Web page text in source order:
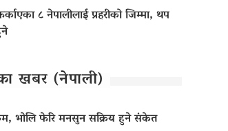
८ नेपालीलाई प्रहरीको जिम्मा, थप
खबर (नेपाली)
भोलि फेरि मनसुन सक्रिय हुने संकेत